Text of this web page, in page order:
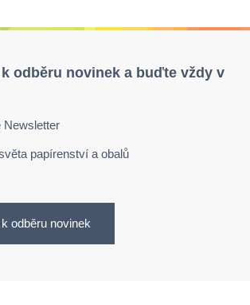
odběru novinek a buďte vždy v
Newsletter
papírenství a obalů
odběru novinek